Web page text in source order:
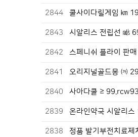
2844 쿨사이다릴게임 ㎞
2843 시알리스 전립선 ㎮
2842 스페니쉬 플라이 판
2841 오리지널골드몽 ㈎
2840 사아다쿨 ≥
2839 온라인약국 시알리
2838 정품 발기부전치료